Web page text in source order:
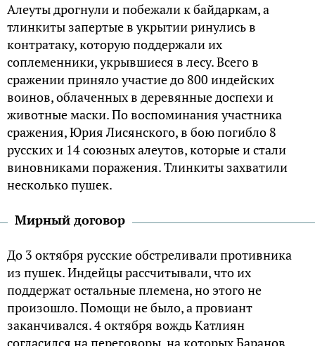
Алеуты дрогнули и побежали к байдаркам, а
тлинкиты запертые в укрытии ринулись в
контратаку, которую поддержали их
соплеменники, укрывшиеся в лесу. Всего в
сражении приняло участие до 800 индейских
воинов, облаченных в деревянные доспехи и
животные маски. По воспоминания участника
сражения, Юрия Лисянского, в бою погибло 8
русских и 14 союзных алеутов, которые и стали
виновниками поражения. Тлинкиты захватили
несколько пушек.
Мирный договор
До 3 октября русские обстреливали противника
из пушек. Индейцы рассчитывали, что их
поддержат остальные племена, но этого не
произошло. Помощи не было, а провиант
заканчивался. 4 октября вождь Катлиян
согласился на переговоры, на которых Баранов